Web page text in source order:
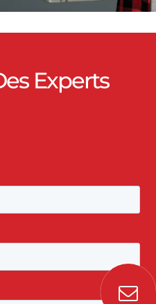
Experts